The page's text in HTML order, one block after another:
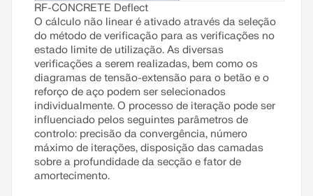
RF-CONCRETE Deflect
O cálculo não linear é ativado através da seleção
do método de verificação para as verificações no
estado limite de utilização. As diversas
verificações a serem realizadas, bem como os
diagramas de tensão-extensão para o betão e o
reforço de aço podem ser selecionados
individualmente. O processo de iteração pode ser
influenciado pelos seguintes parâmetros de
controlo: precisão da convergência, número
máximo de iterações, disposição das camadas
sobre a profundidade da secção e fator de
amortecimento.